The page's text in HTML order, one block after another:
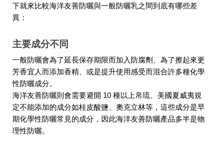
下就來比較海洋友善防曬與一般防曬乳之間到底有哪些差
異：
主要成分不同
一般防曬會為了延長保存期限而加入防腐劑、為了擦起來更
芳香宜人而添加香精、或是提升使用感受而混合許多種化學
性防曬成分。
海洋友善防曬則會需要避開 10 種以上帛琉、美國夏威夷規
定不能添加的成分如桂皮酸鹽、奧克立林等，這些成分是早
期化學性防曬常見的成分，因此海洋友善防曬產品多半是物
理性防曬。